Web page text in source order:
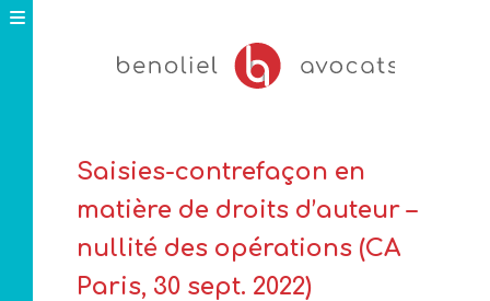
Saisies-contrefaçon en
matière de droits d’auteur –
nullité des opérations (CA
Paris, 30 sept. 2022)